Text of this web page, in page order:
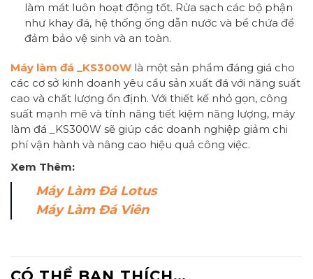
làm mát luôn hoạt động tốt. Rửa sạch các bộ phận
như khay đá, hệ thống ống dẫn nước và bể chứa để
đảm bảo vệ sinh và an toàn.
Máy làm đá _KS300W là một sản phẩm đáng giá cho
các cơ sở kinh doanh yêu cầu sản xuất đá với năng suất
cao và chất lượng ổn định. Với thiết kế nhỏ gọn, công
suất mạnh mẽ và tính năng tiết kiệm năng lượng, máy
làm đá _KS300W sẽ giúp các doanh nghiệp giảm chi
phí vận hành và nâng cao hiệu quả công việc.
Xem Thêm:
Máy Làm Đá Lotus
Máy Làm Đá Viên